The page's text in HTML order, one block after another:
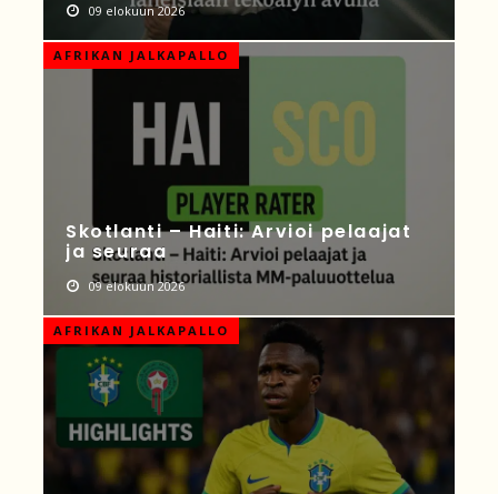
09 elokuun 2026
AFRIKAN JALKAPALLO
Skotlanti – Haiti: Arvioi pelaajat
ja seuraa
09 elokuun 2026
AFRIKAN JALKAPALLO